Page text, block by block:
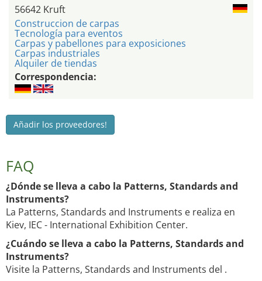
56642 Kruft
Construccion de carpas
Tecnología para eventos
Carpas y pabellones para exposiciones
Carpas industriales
Alquiler de tiendas
Correspondencia:
Añadir los proveedores!
FAQ
¿Dónde se lleva a cabo la Patterns, Standards and
Instruments?
La Patterns, Standards and Instruments e realiza en
Kiev, IEC - International Exhibition Center.
¿Cuándo se lleva a cabo la Patterns, Standards and
Instruments?
Visite la Patterns, Standards and Instruments del .